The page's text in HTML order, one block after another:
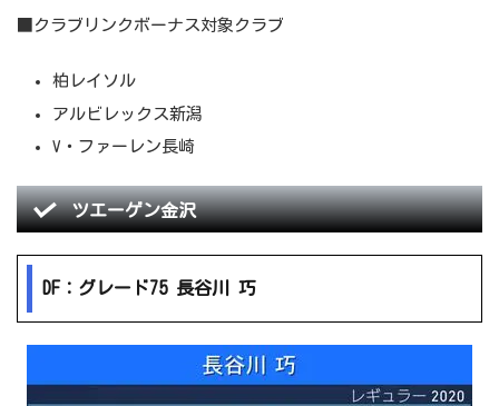
■クラブリンクボーナス対象クラブ
柏レイソル
アルビレックス新潟
V・ファーレン長崎
ツエーゲン金沢
DF：グレード75 長谷川 巧